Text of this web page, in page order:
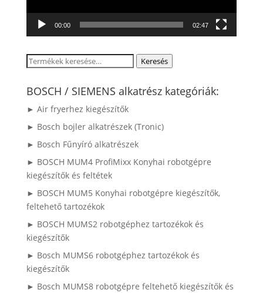
00:00 02:47
Keresés
következőre:
Keresés
BOSCH / SIEMENS alkatrész kategóriák:
► Air fryerhez kiegészítők
► Bosch bojler alkatrészek (Tronic)
► Bosch Fűnyíró alkatrészek
► BOSCH MUM4 ProfiMixx Konyhai robotgépre
kiegészítők és feltétek
► BOSCH MUM5 Konyhai robotgépre kiegészítők,
feltehető tartozékok
► BOSCH MUMS2 robotgéphez tartozékok és
kiegészítők
► Bosch MUMS6 robotgéphez tartozékok és
kiegészítők
► Bosch MUMS8 robotgépre feltehető kiegészítők és